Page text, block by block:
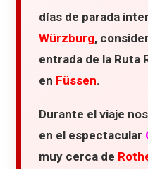
días de parada
Würzburg,
entrada de la Ruta
en Füssen.
Durante el viaje
en el espectacular
muy cerca de